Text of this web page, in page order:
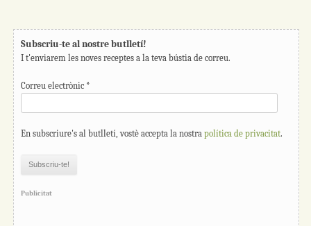
Subscriu-te al nostre butlletí!
I t'enviarem les noves receptes a la teva bústia de correu.
Correu electrònic *
En subscriure's al butlletí, vostè accepta la nostra política de privacitat.
Publicitat